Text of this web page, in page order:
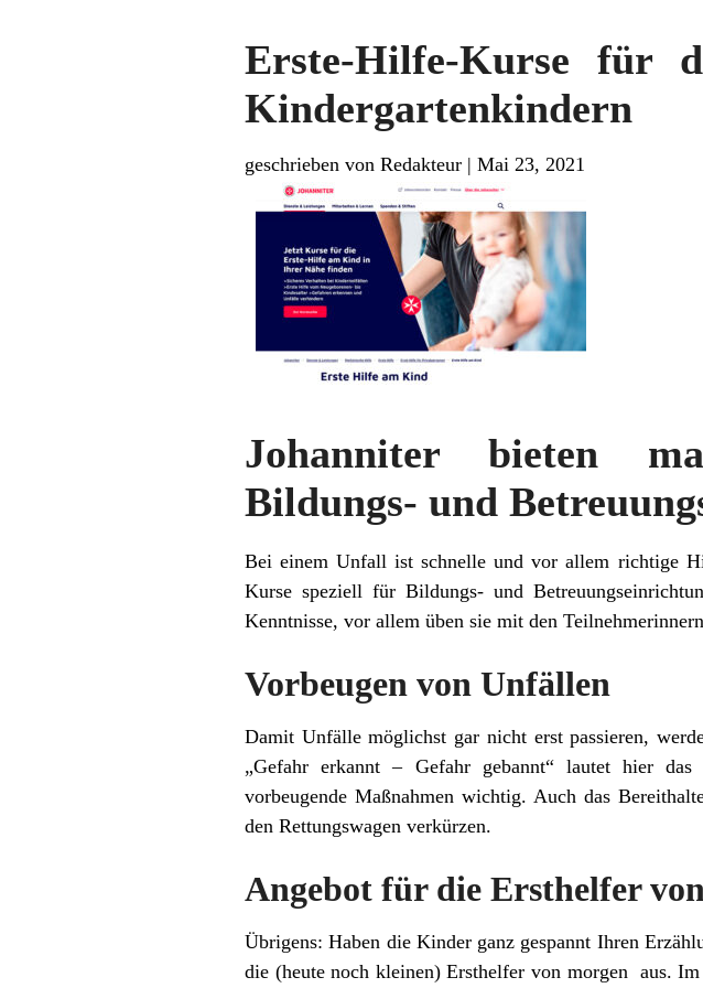
Erste-Hilfe-Kurse für
Kindergartenkindern
geschrieben von Redakteur | Mai 23, 2021
Johanniter bieten
Bildungs- und
Bei einem Unfall ist schnelle und vor allem richtige
Kurse speziell für Bildungs- und
Kenntnisse, vor allem üben sie mit den
Vorbeugen von Unfällen
Damit Unfälle möglichst gar nicht erst passieren,
„Gefahr erkannt – Gefahr gebannt“ lautet hier
vorbeugende Maßnahmen wichtig. Auch das
den Rettungswagen verkürzen.
Angebot für die Ersthelfer
Übrigens: Haben die Kinder ganz gespannt Ihren
die (heute noch kleinen) Ersthelfer von morgen aus.